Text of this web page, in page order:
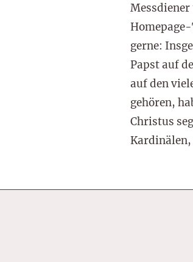
Messdiener
gerne:
Papst auf
auf den
gehören,
Christus
Kardinälen,